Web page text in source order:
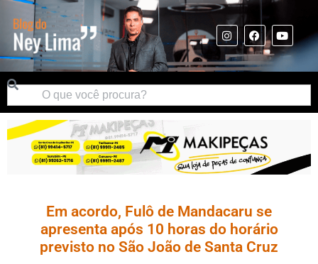
Em acordo, Fulô de Mandacaru se
apresenta após 10 horas do horário
previsto no São João de Santa Cruz